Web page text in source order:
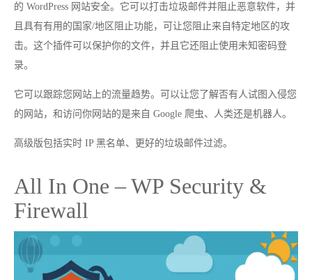
的 WordPress 网站安全。它可以打击垃圾邮件并阻止恶意软件，并
且具有有用的国家/地区阻止功能，可让您阻止来自特定地区的攻
击。这个插件可以保护你的文件，并且它还阻止使用未知密码登
录。
它可以跟踪您网站上的流量趋势。可以让您了解否有人试图入侵您
的网站，和访问你网站的是来自 Google 爬虫、人类还是机器人。
高级版包括实时 IP 黑名单、更好的垃圾邮件过滤。
All In One – WP Security &
Firewall